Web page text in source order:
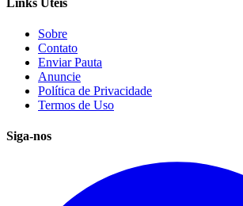
Sobre
Contato
Enviar Pauta
Anuncie
Política de Privacidade
Termos de Uso
Siga-nos